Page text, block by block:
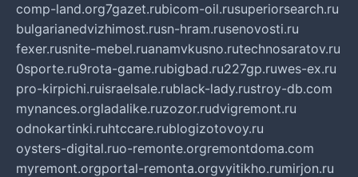
comp-land.org7gazet.rubicom-oil.rusuperiorsearch.ru
bulgarianedvizhimost.rusn-hram.rusenovosti.ru
fexer.rusnite-mebel.ruanamvkusno.rutechnosaratov.ru
0sporte.ru9rota-game.rubigbad.ru227gp.ruwes-ex.ru
pro-kirpichi.ruisraelsale.rublack-lady.rustroy-db.com
mynances.orgladalike.ruzozor.rudvigremont.ru
odnokartinki.ruhtccare.rublogizotovoy.ru
oysters-digital.ruo-remonte.orgremontdoma.com
myremont.orgportal-remonta.orgvyitikho.rumirjon.ru